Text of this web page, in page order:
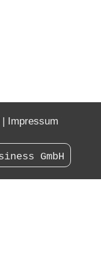
Impressum